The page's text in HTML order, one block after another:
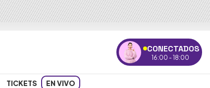
CONECTADOS
16:00 - 18:00
TICKETS EN VIVO